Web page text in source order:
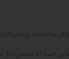
ساخت یک برند
است که سازمانی را